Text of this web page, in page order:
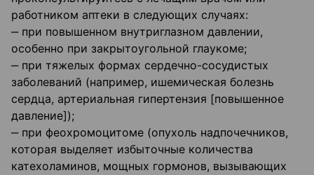
работником аптеки в следующих случаях:
‒ при повышенном внутриглазном давлении,
особенно при закрытоугольной глаукоме;
‒ при тяжелых формах сердечно-сосудистых
заболеваний (например, ишемическая болезнь
сердца, артериальная гипертензия [повышенное
давление]);
‒ при феохромоцитоме (опухоль надпочечников,
которая выделяет избыточные количества
катехоламинов, мощных гормонов, вызывающих